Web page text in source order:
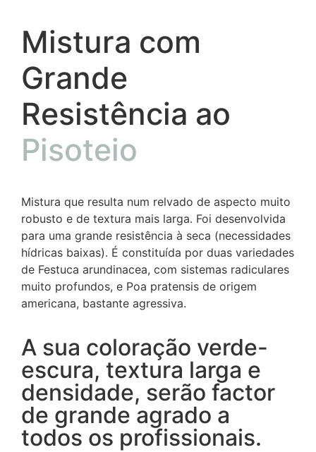
Mistura com
Grande
Resistência ao
Pisoteio
Mistura que resulta num relvado de aspecto muito
robusto e de textura mais larga. Foi desenvolvida
para uma grande resistência à seca (necessidades
hídricas baixas). É constituída por duas variedades
de Festuca arundinacea, com sistemas radiculares
muito profundos, e Poa pratensis de origem
americana, bastante agressiva.
A sua coloração verde-
escura, textura larga e
densidade, serão factor
de grande agrado a
todos os profissionais.